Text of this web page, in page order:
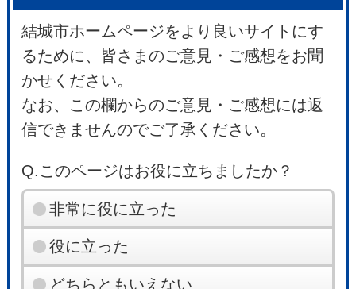
結城市ホームページをより良いサイトにす
るために、皆さまのご意見・ご感想をお聞
かせください。
なお、この欄からのご意見・ご感想には返
信できませんのでご了承ください。
Q.このページはお役に立ちましたか？
非常に役に立った
役に立った
どちらともいえない